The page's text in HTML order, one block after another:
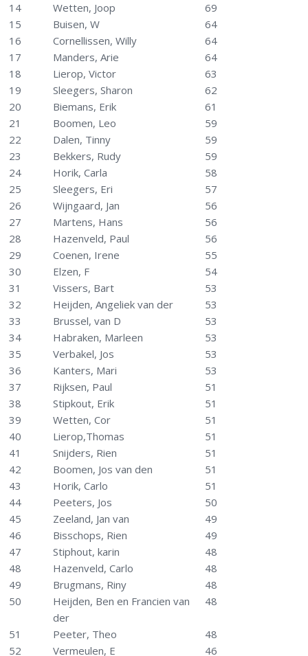
14
Wetten, Joop
69
15
Buisen, W
64
16
Cornellissen, Willy
64
17
Manders, Arie
64
18
Lierop, Victor
63
19
Sleegers, Sharon
62
20
Biemans, Erik
61
21
Boomen, Leo
59
22
Dalen, Tinny
59
23
Bekkers, Rudy
59
24
Horik, Carla
58
25
Sleegers, Eri
57
26
Wijngaard, Jan
56
27
Martens, Hans
56
28
Hazenveld, Paul
56
29
Coenen, Irene
55
30
Elzen, F
54
31
Vissers, Bart
53
32
Heijden, Angeliek van der
53
33
Brussel, van D
53
34
Habraken, Marleen
53
35
Verbakel, Jos
53
36
Kanters, Mari
53
37
Rijksen, Paul
51
38
Stipkout, Erik
51
39
Wetten, Cor
51
40
Lierop,Thomas
51
41
Snijders, Rien
51
42
Boomen, Jos van den
51
43
Horik, Carlo
51
44
Peeters, Jos
50
45
Zeeland, Jan van
49
46
Bisschops, Rien
49
47
Stiphout, karin
48
48
Hazenveld, Carlo
48
49
Brugmans, Riny
48
50
Heijden, Ben en Francien van
der
48
51 Peeter, Theo
48
52
Vermeulen, E 46